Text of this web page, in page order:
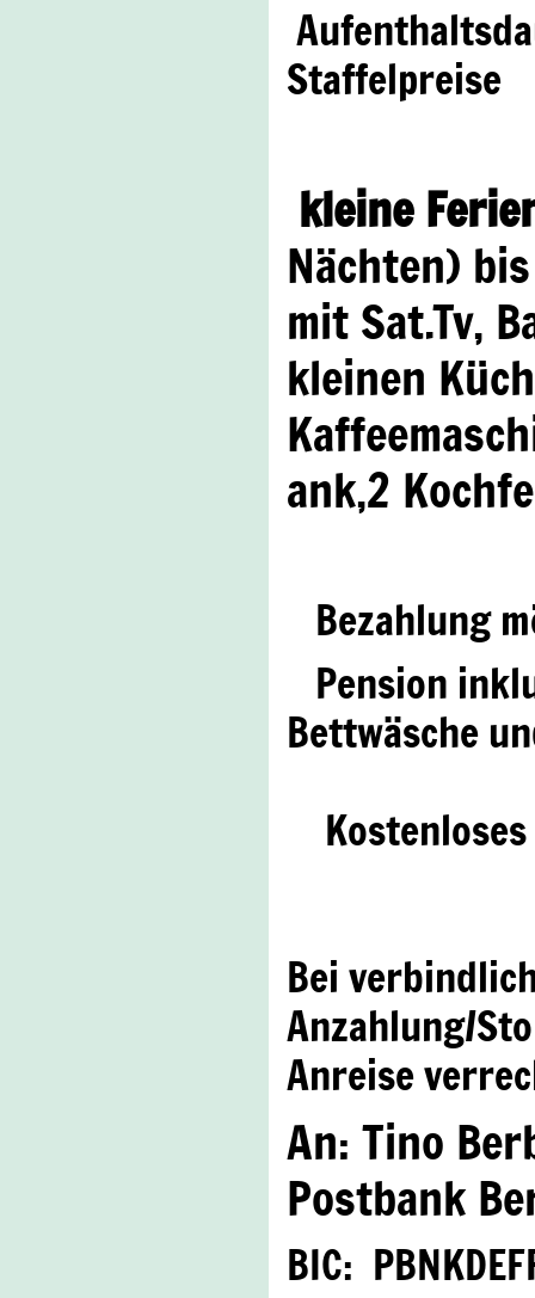
Staffelpreise
kleine
Nächten)
mit Sat.Tv,
kleinen
ank,2
Bezahlung
Pension
Bettwäsche
Bei
Anzahlung/
Anreise
An: Tino
Postbank
BIC: